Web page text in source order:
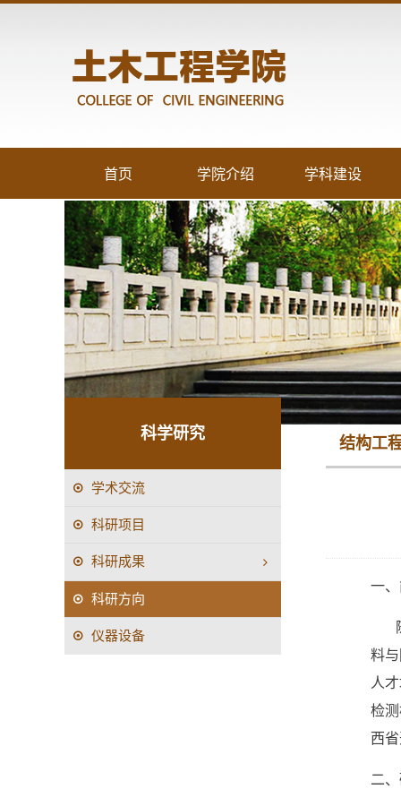
首页 学院介绍 学科建设
科学研究
学术交流
科研项目
科研成果
科研方向
仪器设备
结构工
一
料
人
检
西
二